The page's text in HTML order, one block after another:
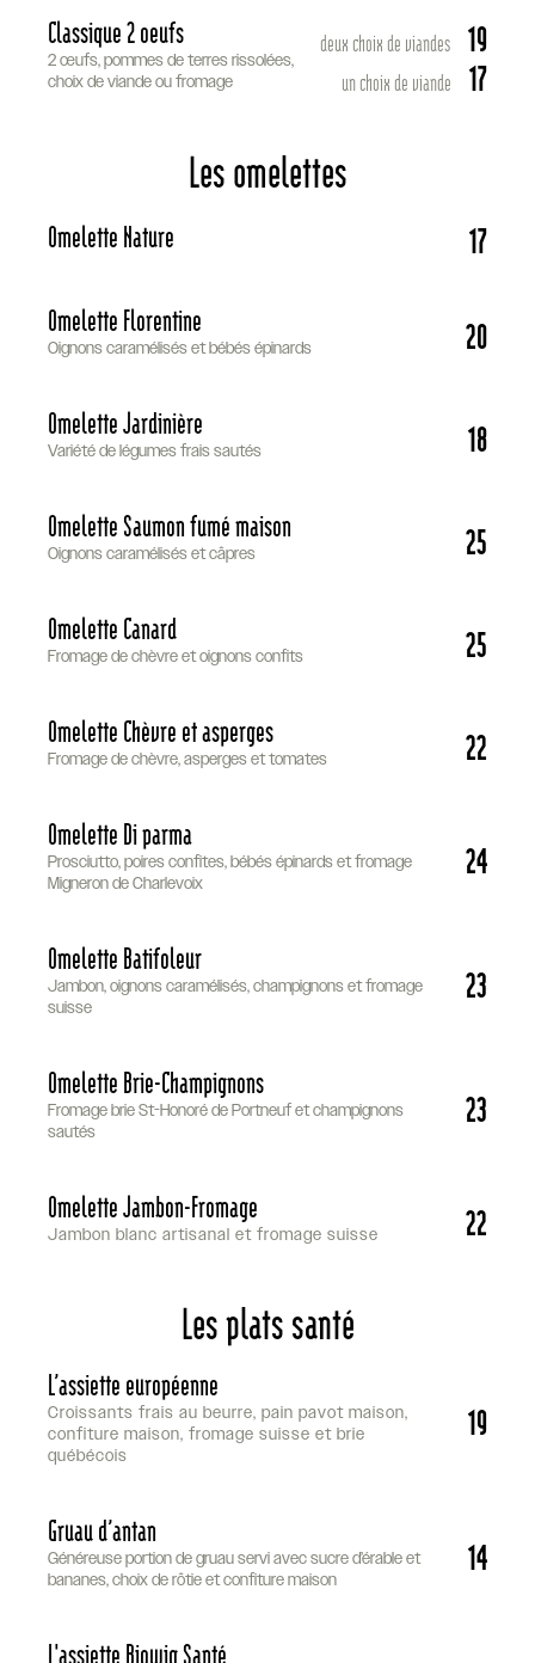
Classique 2 oeufs
2 œufs, pommes de terres rissolées,
choix de viande ou fromage
deux choix de viandes 19
un choix de viande 17
Les omelettes
Omelette Nature 17
Omelette Florentine
Oignons caramélisés et bébés épinards 20
Omelette Jardinière
Variété de légumes frais sautés 18
Omelette Saumon fumé maison
Oignons caramélisés et câpres 25
Omelette Canard
Fromage de chèvre et oignons confits 25
Omelette Chèvre et asperges
Fromage de chèvre, asperges et tomates 22
Omelette Di parma
Prosciutto, poires confites, bébés épinards et fromage
Migneron de Charlevoix
24
Omelette Batifoleur
Jambon, oignons caramélisés, champignons et fromage
suisse
23
Omelette Brie-Champignons
Fromage brie St-Honoré de Portneuf et champignons
sautés
23
Omelette Jambon-Fromage
Jambon blanc artisanal et fromage suisse 22
Les plats santé
L’assiette européenne
Croissants frais au beurre, pain pavot maison,
confiture maison, fromage suisse et brie
québécois
19
Gruau d’antan
Généreuse portion de gruau servi avec sucre d’érable et
bananes, choix de rôtie et confiture maison
14
L'assiette Biowig Santé